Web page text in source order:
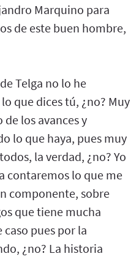
Marquino para
de este buen hombre,
Telga no lo he
que dices tú, ¿no? Muy
los avances y
lo que haya, pues muy
la verdad, ¿no? Yo
contaremos lo que me
componente, sobre
que tiene mucha
pues por la
¿no? La historia